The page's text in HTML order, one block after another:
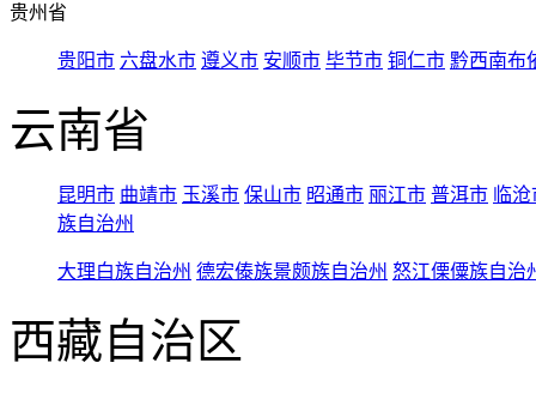
贵州省
贵阳市 六盘水市 遵义市 安顺市 毕节市 铜仁市 黔西南布
云南省
昆明市 曲靖市 玉溪市 保山市 昭通市 丽江市 普洱市 临
族自治州
大理白族自治州 德宏傣族景颇族自治州 怒江傈僳族自治
西藏自治区